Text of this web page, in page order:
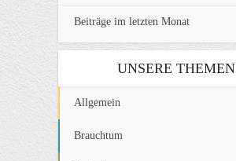
Beiträge im letzten Monat
UNSERE THEMEN
Allgemein
Brauchtum